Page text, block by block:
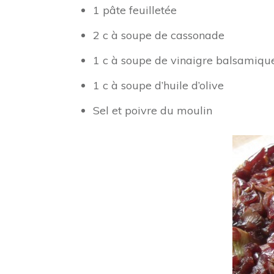
1 pâte feuilletée
2 c à soupe de cassonade
1 c à soupe de vinaigre
1 c à soupe d’huile d’olive
Sel et poivre du moulin